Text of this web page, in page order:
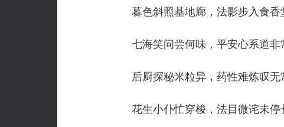
暮色斜照基地廊，法影步入食香
七海笑问尝何味，平安心系道非
后厨探秘米粒异，药性难炼叹无
花生小仆忙穿梭，法目微诧未停